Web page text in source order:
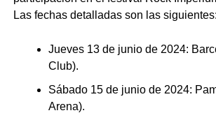
Las fechas detalladas son las siguientes:
Jueves 13 de junio de 2024:
Club).
Sábado 15 de junio de 2024:
Arena).